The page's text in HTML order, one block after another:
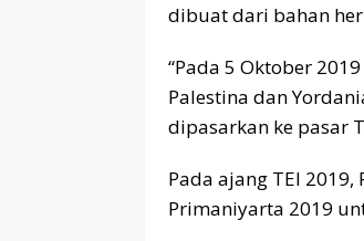
dibuat dari bahan
“Pada 5 Oktober
Palestina dan
dipasarkan ke pasar
Pada ajang TEI
Primaniyarta 2019